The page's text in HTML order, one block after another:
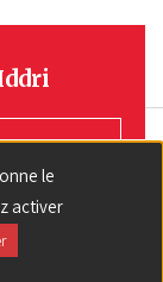
le
activer